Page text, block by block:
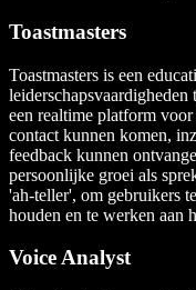
Toastmasters
Toastmasters is een
leiderschapsvaardigheden
een realtime platform
contact kunnen komen,
feedback kunnen
persoonlijke groei als
'ah-teller', om gebruikers
houden en te werken aan
Voice Analyst